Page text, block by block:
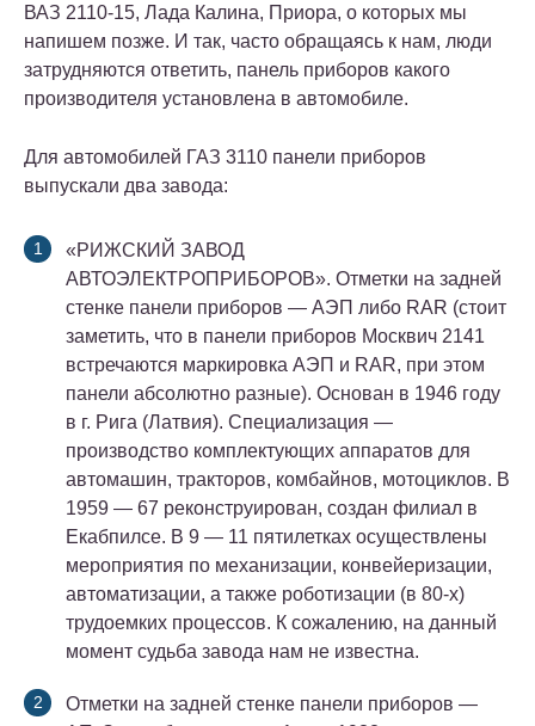
ВАЗ 2110-15, Лада Калина, Приора, о которых мы
напишем позже. И так, часто обращаясь к нам, люди
затрудняются ответить, панель приборов какого
производителя установлена в автомобиле.
Для автомобилей ГАЗ 3110 панели приборов
выпускали два завода:
«РИЖСКИЙ ЗАВОД
АВТОЭЛЕКТРОПРИБОРОВ». Отметки на задней
стенке панели приборов — АЭП либо RAR (стоит
заметить, что в панели приборов Москвич 2141
встречаются маркировка АЭП и RAR, при этом
панели абсолютно разные). Основан в 1946 году
в г. Рига (Латвия). Специализация —
производство комплектующих аппаратов для
автомашин, тракторов, комбайнов, мотоциклов. В
1959 — 67 реконструирован, создан филиал в
Екабпилсе. В 9 — 11 пятилетках осуществлены
мероприятия по механизации, конвейеризации,
автоматизации, а также роботизации (в 80-х)
трудоемких процессов. К сожалению, на данный
момент судьба завода нам не известна.
Отметки на задней стенке панели приборов —